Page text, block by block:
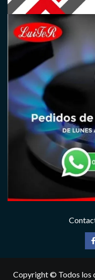
Copyright © Todos los